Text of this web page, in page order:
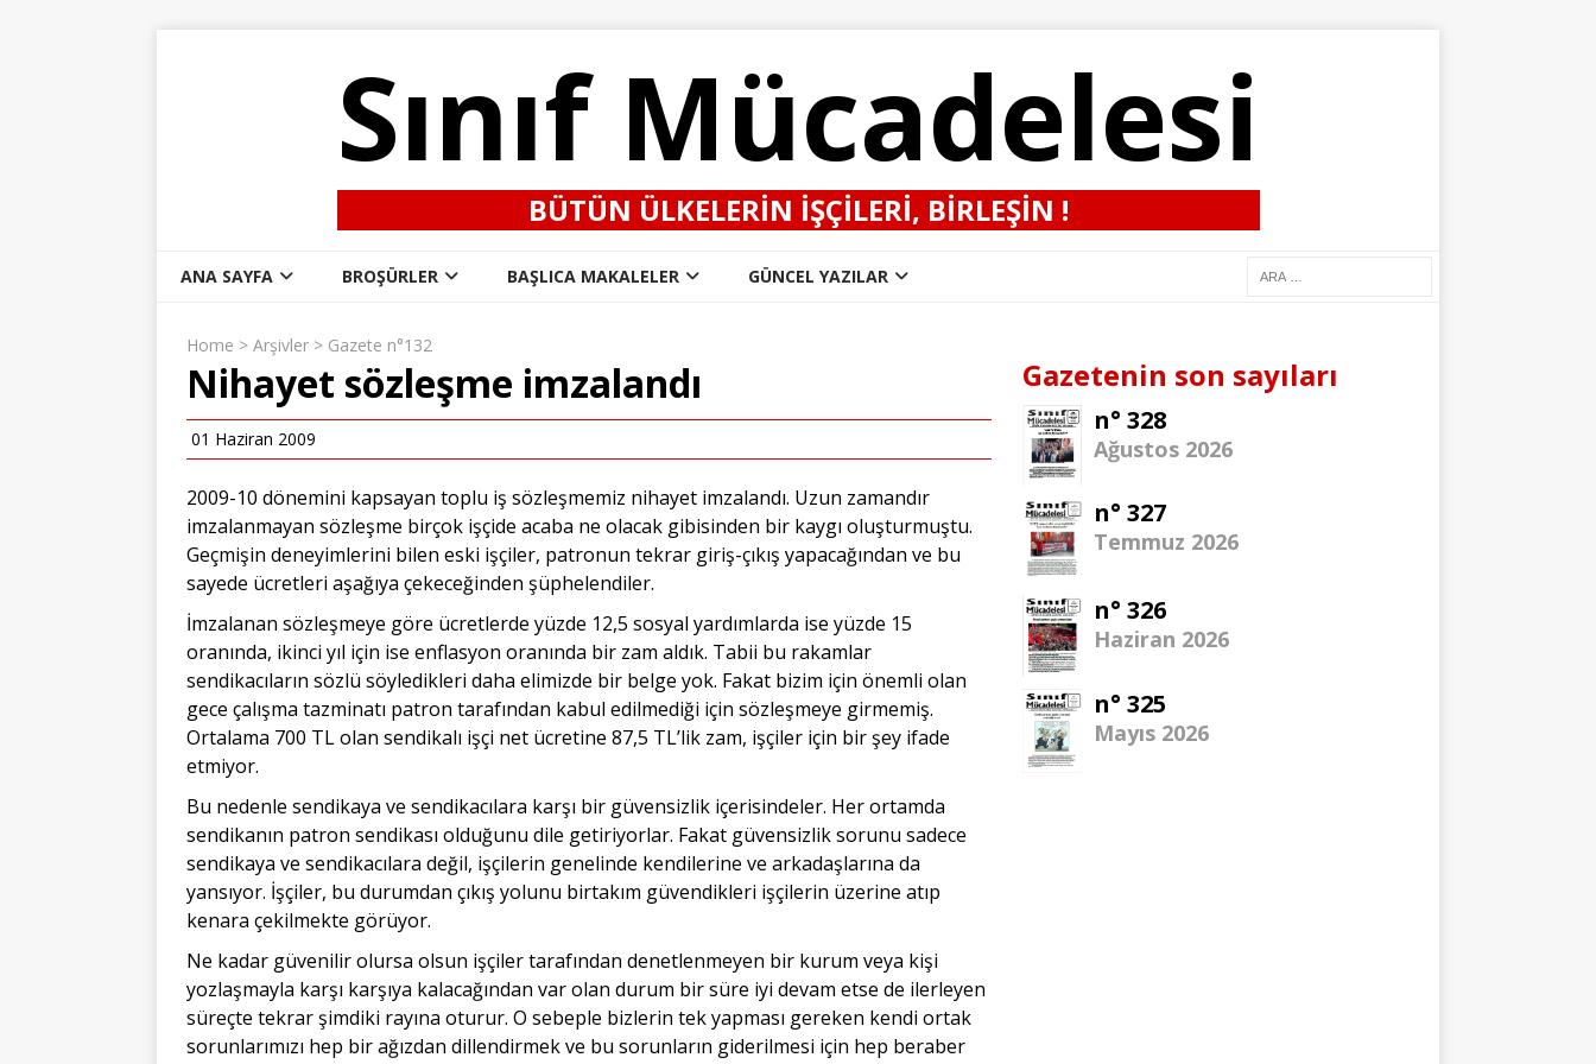
Sınıf Mücadelesi
BÜTÜN ÜLKELERIN IŞÇILERI, BIRLEŞIN !
ANA SAYFA BROŞÜRLER BAŞLICA MAKALELER GÜNCEL YAZILAR
Home > Arşivler > Gazete n°132
Nihayet sözleşme imzalandı
01 Haziran 2009
2009-10 dönemini kapsayan toplu iş sözleşmemiz nihayet imzalandı. Uzun zamandır
imzalanmayan sözleşme birçok işçide acaba ne olacak gibisinden bir kaygı oluşturmuştu.
Geçmişin deneyimlerini bilen eski işçiler, patronun tekrar giriş-çıkış yapacağından ve bu
sayede ücretleri aşağıya çekeceğinden şüphelendiler.
İmzalanan sözleşmeye göre ücretlerde yüzde 12,5 sosyal yardımlarda ise yüzde 15
oranında, ikinci yıl için ise enflasyon oranında bir zam aldık. Tabii bu rakamlar
sendikacıların sözlü söyledikleri daha elimizde bir belge yok. Fakat bizim için önemli olan
gece çalışma tazminatı patron tarafından kabul edilmediği için sözleşmeye girmemiş.
Ortalama 700 TL olan sendikalı işçi net ücretine 87,5 TL’lik zam, işçiler için bir şey ifade
etmiyor.
Bu nedenle sendikaya ve sendikacılara karşı bir güvensizlik içerisindeler. Her ortamda
sendikanın patron sendikası olduğunu dile getiriyorlar. Fakat güvensizlik sorunu sadece
sendikaya ve sendikacılara değil, işçilerin genelinde kendilerine ve arkadaşlarına da
yansıyor. İşçiler, bu durumdan çıkış yolunu birtakım güvendikleri işçilerin üzerine atıp
kenara çekilmekte görüyor.
Ne kadar güvenilir olursa olsun işçiler tarafından denetlenmeyen bir kurum veya kişi
yozlaşmayla karşı karşıya kalacağından var olan durum bir süre iyi devam etse de ilerleyen
süreçte tekrar şimdiki rayına oturur. O sebeple bizlerin tek yapması gereken kendi ortak
sorunlarımızı hep bir ağızdan dillendirmek ve bu sorunların giderilmesi için hep beraber
Gazetenin son sayıları
n° 328
Ağustos 2026
n° 327
Temmuz 2026
n° 326
Haziran 2026
n° 325
Mayıs 2026